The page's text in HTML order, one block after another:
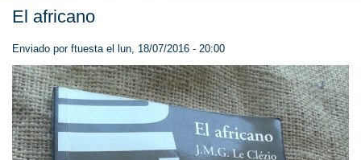
El africano
Enviado por ftuestael lun, 18/07/2016 - 20:00